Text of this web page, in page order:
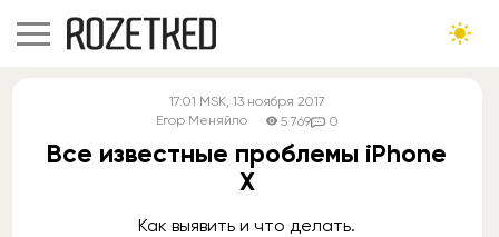
17:01 MSK, 13 ноября 2017
Егор Меняйло
5 769 0
Все известные проблемы iPhone
X
Как выявить и что делать.